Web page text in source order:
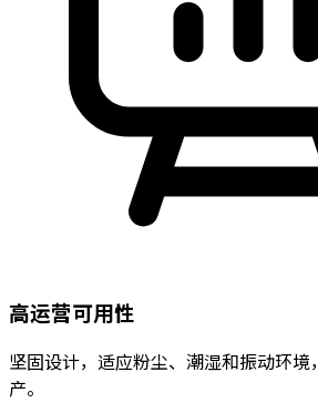
高运营可用性
坚固设计，适应粉尘、潮湿和振动环
产。